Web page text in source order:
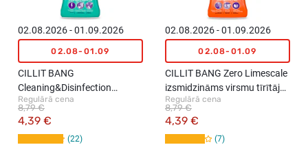
02.08.2026 - 01.09.2026
02.08-01.09
CILLIT BANG
Cleaning&Disinfection
izsmidzināms virsmu
tīrīšanas un dezinfekcijas
Regulārā cena
4,39 €
8,79 €
22
02.08.2026 - 01.09.2026
02.08-01.09
CILLIT BANG Zero Limescale
izsmidzināms virsmu tīrītājs,
750ml
Regulārā cena
4,39 €
8,79 €
7